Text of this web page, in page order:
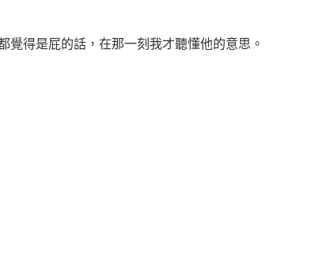
覺得是屁的話，在那一刻我才聽懂他的意思。